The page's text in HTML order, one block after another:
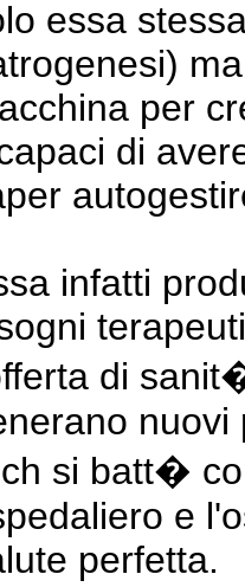
essa
per
di
infatti
di
nuovi
si batt�
e
perfetta.